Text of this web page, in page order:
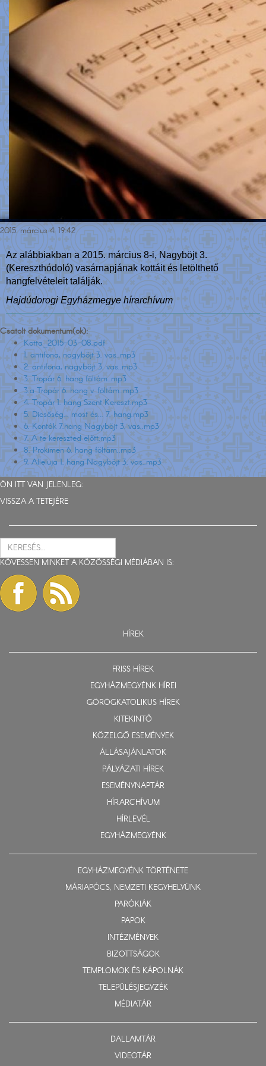
2015. március 4. 19:42
Az alábbiakban a 2015. március 8-i, Nagyböjt 3.
(Kereszthódoló) vasárnapjának kottáit és letölthető
hangfelvételeit találják.
Hajdúdorogi Egyházmegye hírarchívum
Csatolt dokumentum(ok):
Kotta_2015-03-08.pdf
1. antifona, nagyböjt 3. vas..mp3
2. antifona, nagyböjt 3. vas..mp3
3. Tropár 6. hang föltám..mp3
3.a Tropár 6. hang v. föltám..mp3
4. Tropár 1. hang Szent Kereszt.mp3
5. Dicsőség... most és... 7. hang.mp3
6. Konták 7.hang Nagyböjt 3. vas..mp3
7. A te kereszted előtt.mp3
8. Prokimen 6. hang föltám..mp3
9. Alleluja 1. hang Nagyböjt 3. vas..mp3
ÖN ITT VAN JELENLEG:
VISSZA A TETEJÉRE
KÖVESSEN MINKET A KÖZÖSSÉGI MÉDIÁBAN IS:
HÍREK
FRISS HÍREK
EGYHÁZMEGYÉNK HÍREI
GÖRÖGKATOLIKUS HÍREK
KITEKINTŐ
KÖZELGŐ ESEMÉNYEK
ÁLLÁSAJÁNLATOK
PÁLYÁZATI HÍREK
ESEMÉNYNAPTÁR
HÍRARCHÍVUM
HÍRLEVÉL
EGYHÁZMEGYÉNK
EGYHÁZMEGYÉNK TÖRTÉNETE
MÁRIAPÓCS, NEMZETI KEGYHELYÜNK
PARÓKIÁK
PAPOK
INTÉZMÉNYEK
BIZOTTSÁGOK
TEMPLOMOK ÉS KÁPOLNÁK
TELEPÜLÉSJEGYZÉK
MÉDIATÁR
DALLAMTÁR
VIDEOTÁR